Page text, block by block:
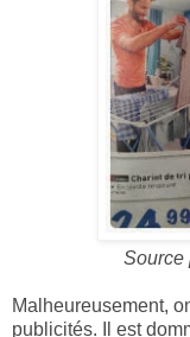
Source
Malheureusement,
publicités. Il est